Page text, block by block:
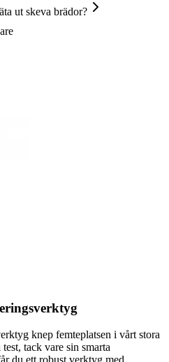
ut skeva brädor?
knep femteplatsen i vårt stora
tack vare sin smarta